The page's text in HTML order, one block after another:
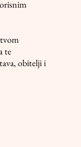
te
obitelji i